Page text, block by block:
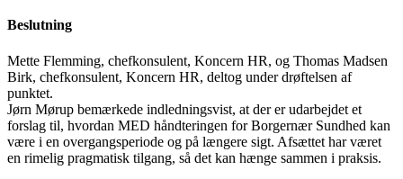
Beslutning
Mette Flemming, chefkonsulent, Koncern HR, og Thomas Madsen
Birk, chefkonsulent, Koncern HR, deltog under drøftelsen af
punktet.
Jørn Mørup bemærkede indledningsvist, at der er udarbejdet et
forslag til, hvordan MED håndteringen for Borgernær Sundhed kan
være i en overgangsperiode og på længere sigt. Afsættet har været
en rimelig pragmatisk tilgang, så det kan hænge sammen i praksis.